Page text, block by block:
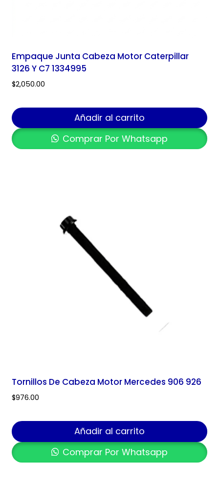
Empaque Junta Cabeza Motor Caterpillar
3126 Y C7 1334995
$2,050.00
Añadir al carrito
Comprar Por Whatsapp
Tornillos De Cabeza Motor Mercedes 906 926
$976.00
Añadir al carrito
Comprar Por Whatsapp